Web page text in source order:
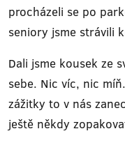
procházeli se po
seniory jsme strávili
Dali jsme kousek ze
sebe. Nic víc, nic
zážitky to v nás
ještě někdy